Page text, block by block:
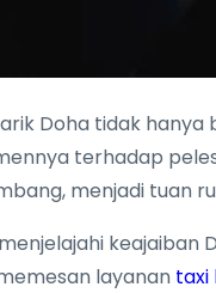
Doha tidak
terhadap
menjadi tuan
keajaiban
layanan taxi